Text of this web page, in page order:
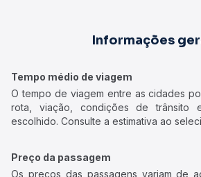
Informações
Tempo médio de viagem
O tempo de viagem entre as cidades
rota, viação, condições de
escolhido. Consulte a estimativa ao
Preço da passagem
Os preços das passagens variam de